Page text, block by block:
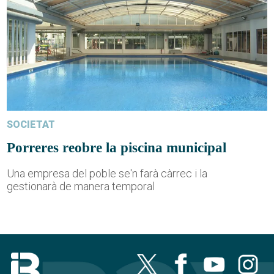
SOCIETAT
Porreres reobre la piscina municipal
Una empresa del poble se'n farà càrrec i la
gestionarà de manera temporal